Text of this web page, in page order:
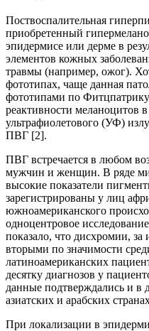
Поствоспалительная
приобретенный
эпидермисе или дерме в
элементов кожных
травмы (например, ожог).
фототипах, чаще данная
фототипами по
реактивности меланоцитов
ультрафиолетового (УФ)
ПВГ [2].
ПВГ встречается в любом
мужчин и женщин. В ряде
высокие показатели
зарегистрированы у лиц
южноамериканского
одноцентровое
показало, что дисхромии,
вторыми по значимости
латиноамериканских
десятку диагнозов у
данные подтверждались и в
азиатских и арабских
При локализации в